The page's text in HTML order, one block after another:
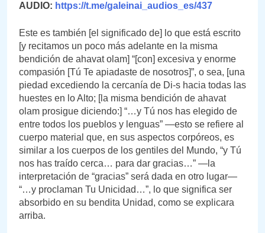
AUDIO: https://t.me/galeinai_audios_es/437
Este es también [el significado de] lo que está escrito
[y recitamos un poco más adelante en la misma
bendición de ahavat olam] “[con] excesiva y enorme
compasión [Tú Te apiadaste de nosotros]”, o sea, [una
piedad excediendo la cercanía de Di-s hacia todas las
huestes en lo Alto; [la misma bendición de ahavat
olam prosigue diciendo:] “…y Tú nos has elegido de
entre todos los pueblos y lenguas” —esto se refiere al
cuerpo material que, en sus aspectos corpóreos, es
similar a los cuerpos de los gentiles del Mundo, “y Tú
nos has traído cerca… para dar gracias…” —la
interpretación de “gracias” será dada en otro lugar—
“…y proclaman Tu Unicidad…”, lo que significa ser
absorbido en su bendita Unidad, como se explicara
arriba.